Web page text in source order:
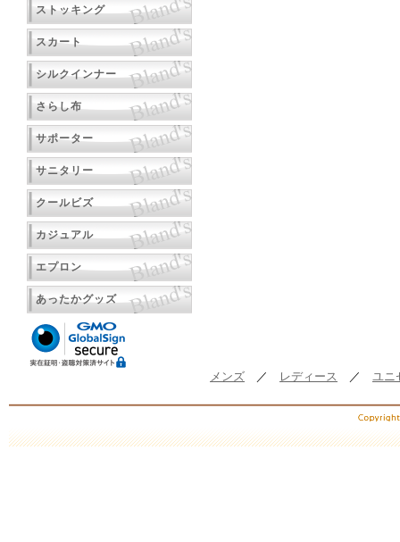
ストッキング
スカート
シルクインナー
さらし布
サポーター
サニタリー
クールビズ
カジュアル
エプロン
あったかグッズ
メンズ ／ レディース ／ ユニ